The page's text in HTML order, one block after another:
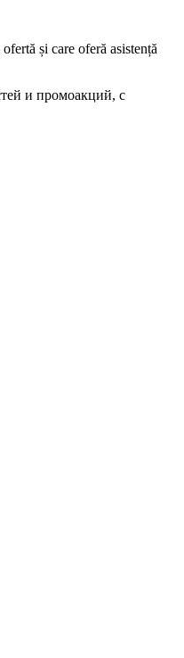
și care oferă asistență
и промоакций, с